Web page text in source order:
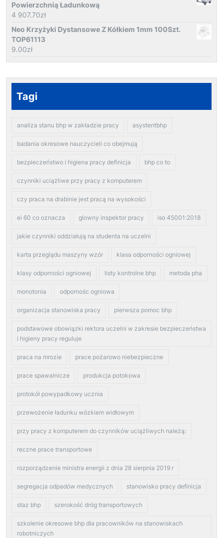
Powierzchnią Ładunkową
4 907.70zł
Neo Krzyżyki Dystansowe Z Kółkiem 1mm 100Szt.
TOP61113
9.00zł
Tagi
analiza stanu bhp w zakładzie pracy asystentbhp
badania okresowe nauczycieli co obejmują
bezpieczeństwo i higiena pracy definicja bhp co to
czynniki uciążliwe przy pracy z komputerem
czy praca na drabinie jest pracą na wysokości
ei 60 co oznacza glowny inspektor pracy iso 45001:2018
jakie czynniki oddziałują na studenta na uczelni
karta przeglądu maszyny wzór klasa odporności ogniowej
klasy odporności ogniowej listy kontrolne bhp metoda pha
monotonia odpornośc ogniowa
organizacja stanowiska pracy pierwsza pomoc bhp
podstawowe obowiązki rektora uczelni w zakresie bezpieczeństwa
i higieny pracy reguluje
praca na mrozie prace pożarowo niebezpieczne
prace spawalnicze produkcja potokowa
protokół powypadkowy ucznia
przewożenie ładunku wózkiem widłowym
przy pracy z komputerem do czynników uciążliwych należą:
reczne prace transportowe
rozporządzenie ministra energii z dnia 28 sierpnia 2019 r
segregacja odpadów medycznych stanowisko pracy definicja
staz bhp szerokość dróg transportowych
szkolenie okresowe bhp dla pracowników na stanowiskach
robotniczych